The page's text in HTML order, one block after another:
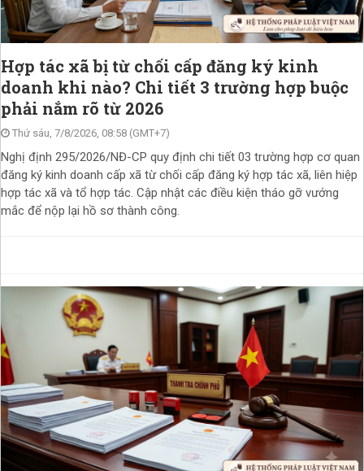
Hợp tác xã bị từ chối cấp đăng ký kinh
doanh khi nào? Chi tiết 3 trường hợp buộc
phải nắm rõ từ 2026
Thứ sáu, 7/8/2026, 08:58 (GMT+7)
Nghị định 295/2026/NĐ-CP quy định chi tiết 03 trường hợp cơ quan
đăng ký kinh doanh cấp xã từ chối cấp đăng ký hợp tác xã, liên hiệp
hợp tác xã và tổ hợp tác. Cập nhật các điều kiện tháo gỡ vướng
mắc để nộp lại hồ sơ thành công.